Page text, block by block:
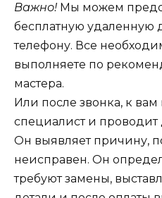
Важно! Мы можем
бесплатную удаленную
телефону. Все
выполняете по
мастера.
Или после звонка, к
специалист и проводит
Он выявляет причину,
неисправен. Он
требуют замены,